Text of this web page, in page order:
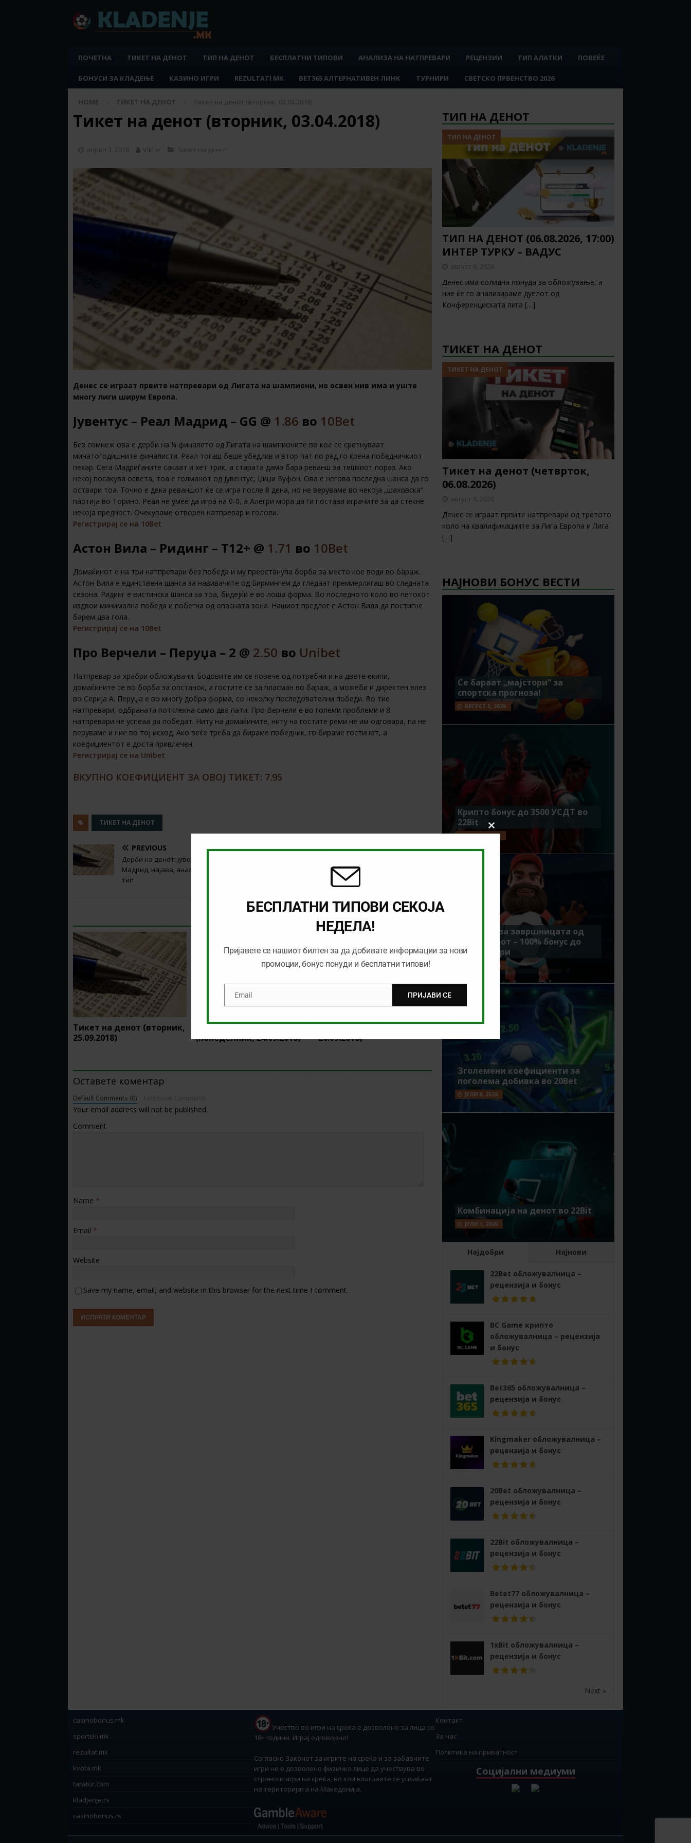
ПОЧЕТНА ТИКЕТ НА ДЕНОТ ТИП НА ДЕНОТ БЕСПЛАТНИ ТИПОВИ АНАЛИЗА НА НАТПРЕВАРИ РЕЦЕНЗИИ ТИП АЛАТКИ ПОВЕЌЕ
БОНУСИ ЗА КЛАДЕЊЕ КАЗИНО ИГРИ REZULTATI MK BET365 АЛТЕРНАТИВЕН ЛИНК ТУРНИРИ СВЕТСКО ПРВЕНСТВО 2026
HOME ТИКЕТ НА ДЕНОТ Тикет на денот (вторник, 03.04.2018)
Тикет на денот (вторник, 03.04.2018)
април 3, 2018 Viktor Тикет на денот
Денес се играат првите натпревари од Лигата на шампиони, но освен нив има и уште
многу лиги ширум Европа.
Јувентус – Реал Мадрид – GG @ 1.86 во 10Bet
Без сомнеж ова е дерби на ¼ финалето од Лигата на шампионите во кое се сретнуваат
минатогодишните финалисти. Реал тогаш беше убедлив и втор пат по ред го крена победничкиот
пехар. Сега Мадриѓаните сакаат и хет трик, а старата дама бара реванш за тешкиот пораз. Ако
некој посакува освета, тоа е голманот од Јувентус, Џиџи Буфон. Ова е негова последна шанса да го
оствари тоа. Точно е дека реваншот ќе се игра после 8 дена, но не веруваме во некоја „шаховска“
партија во Торино. Реал не умее да игра на 0-0, а Алегри мора да ги постави играчите за да стекне
некоја предност. Очекуваме отворен натпревар и голови.
Регистрирај се на 10Bet
Астон Вила – Ридинг – T12+ @ 1.71 во 10Bet
Домаќинот е на три натпревари без победа и му преостанува борба за место кое води во бараж.
Астон Вила е единствена шанса за навивачите од Бирмингем да гледаат премиерлигаш во следната
сезона. Ридинг е вистинска шанса за тоа, бидејќи е во лоша форма. Во последното коло во петокот
издвои минимална победа и побегна од опасната зона. Нашиот предлог е Астон Вила да постигне
барем два гола.
Регистрирај се на 10Bet
Про Верчели – Перуџа – 2 @ 2.50 во Unibet
Натпревар за храбри обложувачи. Бодовите им се повече од потребни и на двете екипи,
домаќините се во борба за опстанок, а гостите се за пласман во бараж, а можеби и директен влез
во Серија А. Перуџа е во многу добра форма, со неколку последователни победи. Во тие
натпревари, одбраната потклекна само два пати. Про Верчели е во големи проблеми и 8
натпревари не успеаа да победат. Ниту на домаќините, ниту на гостите реми не им одговара, па не
веруваме и ние во тој исход. Ако веќе треба да бираме победник, го бираме гостинот, а
коефициентот е доста привлечен.
Регистрирај се на Unibet
ВКУПНО КОЕФИЦИЕНТ ЗА ОВОЈ ТИКЕТ: 7.95
ТИКЕТ НА ДЕНОТ
PREVIOUS
Дерби на денот: Јувентус – Реал
Мадрид, најава, анализа и предлог
тип
NEXT
Тикет на денот (вторник,
25.09.2018)
Тикет на денот
(понеделник, 24.09.2018)
Тикет на денот (среда,
26.09.2018)
Оставете коментар
Default Comments (0)
Your email address will not be published.
Comment
Name *
Email *
Website
Save my name, email, and website in this browser for the next time I comment.
ТИП НА ДЕНОТ
ТИП НА ДЕНОТ
ТИП НА ДЕНОТ (06.08.2026, 17:00)
ИНТЕР ТУРКУ – ВАДУС
август 6, 2026
Денес има солидна понуда за обложување, а
ние ќе го анализираме дуелот од
Конференциската лига […]
ТИКЕТ НА ДЕНОТ
ТИКЕТ НА ДЕНОТ
Тикет на денот (четврток,
06.08.2026)
август 6, 2026
Денес се играат првите натпревари од третото
коло на квалификациите за Лига Европа и Лига
[…]
НАЈНОВИ БОНУС ВЕСТИ
Се бараат „мајстори“ за
спортска прогноза!
АВГУСТ 5, 2026
Крипто бонус до 3500 УСДТ во
22Bit
ЈУЛИ 29, 2026
Идеално за завршницата од
Мундијалот – 100% бонус до
7500 денари
ЈУЛИ 15, 2026
Зголемени коефициенти за
поголема добивка во 20Bet
ЈУЛИ 8, 2026
Комбинација на денот во 22Bit
ЈУЛИ 1, 2026
Најдобри Најнови
22Bet обложувалница –
рецензија и бонус
BC Game крипто
обложувалница – рецензија
и бонус
Bet365 обложувалница –
рецензија и бонус
Kingmaker обложувалница –
рецензија и бонус
20Bet обложувалница –
рецензија и бонус
22Bit обложувалница –
рецензија и бонус
Betet77 обложувалница –
рецензија и бонус
1xBit обложувалница –
рецензија и бонус
Next »
casinobonus.mk
sportski.mk
rezultat.mk
kvota.mk
taratur.com
kladjenje.rs
casinobonus.rs
Учество во игри на среќа е дозволено за лица со
18+ години. Играј одговорно!
Согласно Законот за игрите на среќа и за забавните
игри не е дозволено физичко лице да учествува во
странски игри на среќа, во кои влоговите се уплаќаат
на територијата на Македонија.
Контакт
За нас
Политика на приватност
Социјални медиуми
Close
this
БЕСПЛАТНИ ТИПОВИ СЕКОЈА
НЕДЕЛА!
Пријавете се нашиот билтен за да добивате информации за нови
промоции, бонус понуди и бесплатни типови!
EmailEmail ПРИЈАВИ СЕ